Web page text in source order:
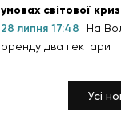
умовах світової
28 липня 17:48
На
оренду два гектари
Усі